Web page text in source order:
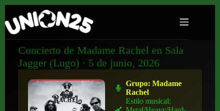
Concierto de Madame Rachel en Sala
Jagger (Lugo) · 5 de junio, 2026
Grupo:Madame
Rachel
Estilo musical: